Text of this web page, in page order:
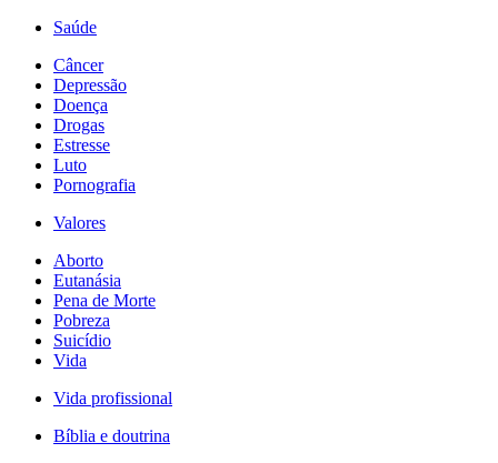
Saúde
Câncer
Depressão
Doença
Drogas
Estresse
Luto
Pornografia
Valores
Aborto
Eutanásia
Pena de Morte
Pobreza
Suicídio
Vida
Vida profissional
Bíblia e doutrina